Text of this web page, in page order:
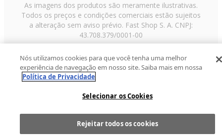
As imagens dos produtos são meramente ilustrativas.
Todos os preços e condições comerciais estão sujeitos
a alteração sem aviso prévio. Fast Shop S. A. CNPJ:
43.708.379/0001-00
Paulo/SP, CEP 02029-001, Telefone: 11 3003-3728 ©
2013 Fast Shop - Todos os direitos reservadosRF
Nós utilizamos cookies para que você tenha uma melhor
experiência de navegação em nosso site. Saiba mais em nossa
Política de Privacidade
Selecionar os Cookies
Rejeitar todos os cookies